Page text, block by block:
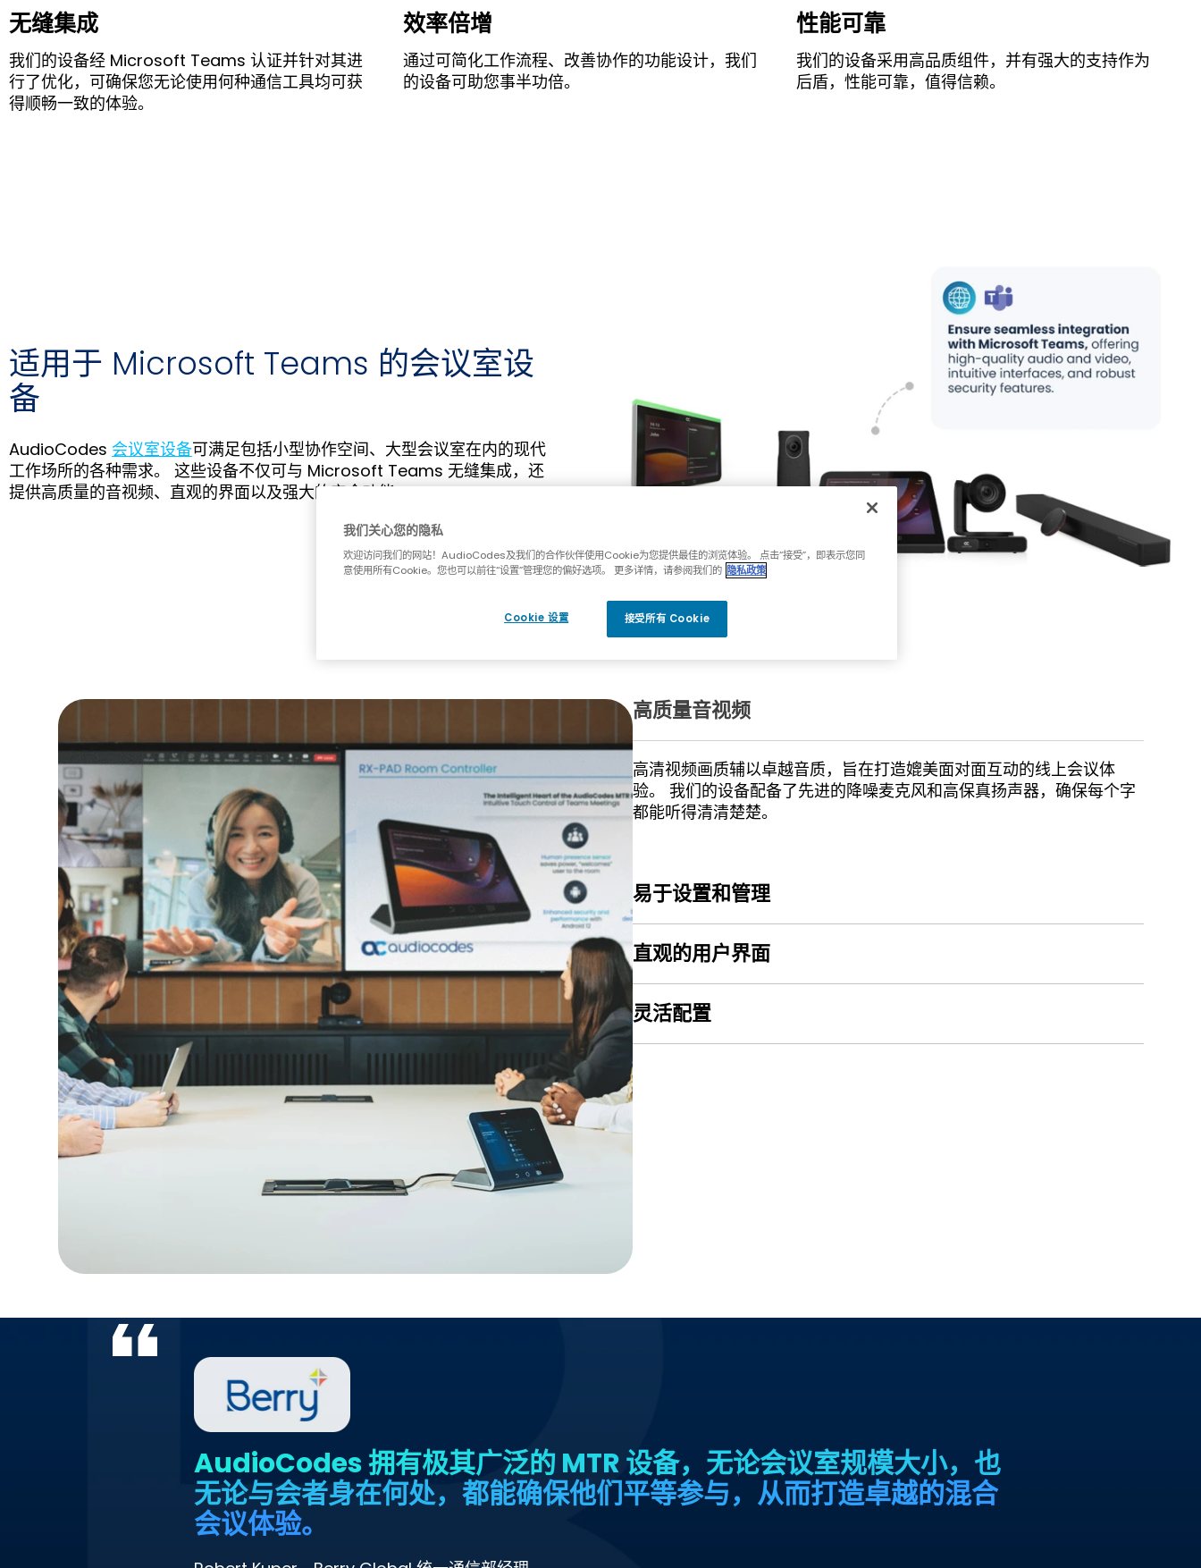
无缝集成
我们的设备经 Microsoft Teams 认证并针对其进
行了优化，可确保您无论使用何种通信工具均可获
得顺畅一致的体验。
效率倍增
通过可简化工作流程、改善协作的功能设计，我们
的设备可助您事半功倍。
性能可靠
我们的设备采用高品质组件，并有强大的支持作为
后盾，性能可靠，值得信赖。
适用于 Microsoft Teams 的会议室设
备
AudioCodes 会议室设备可满足包括小型协作空间、大型会议室在内的现代
工作场所的各种需求。 这些设备不仅可与 Microsoft Teams 无缝集成，还
提供高质量的音视频、直观的界面以及强大的安全功能。
高质量音视频
高清视频画质辅以卓越音质，旨在打造媲美面对面互动的线上会议体
验。 我们的设备配备了先进的降噪麦克风和高保真扬声器，确保每个字
都能听得清清楚楚。
易于设置和管理
直观的用户界面
灵活配置
AudioCodes 拥有极其广泛的 MTR 设备，无论会议室规模大小，也
无论与会者身在何处，都能确保他们平等参与，从而打造卓越的混合
会议体验。
我们关心您的隐私
欢迎访问我们的网站！AudioCodes及我们的合作伙伴使用Cookie为您提供最佳的浏览体验。 点击“接受”，即表示您同
意使用所有Cookie。您也可以前往“设置”管理您的偏好选项。 更多详情，请参阅我们的 隐私政策
Cookie 设置 接受所有 Cookie